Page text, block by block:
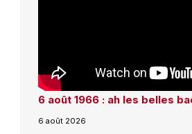
6 août 1966 : ah les belles
6 août 2026